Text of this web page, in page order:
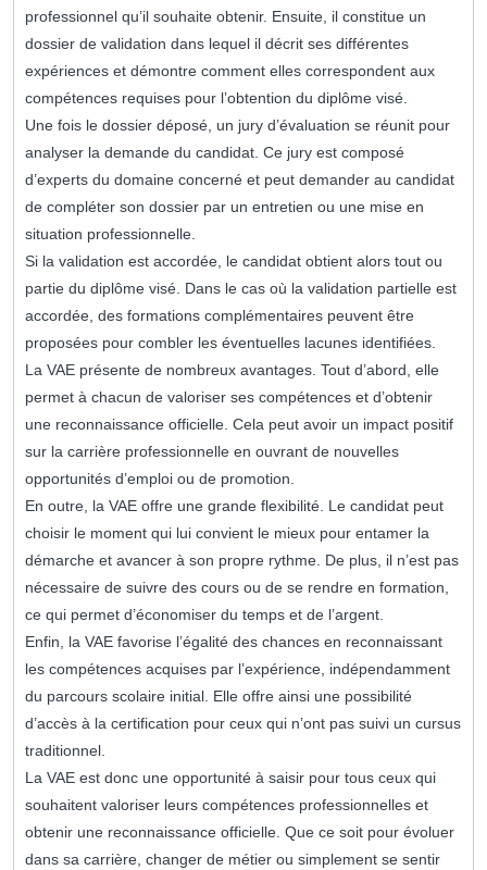
professionnel qu’il souhaite obtenir. Ensuite, il constitue un
dossier de validation dans lequel il décrit ses différentes
expériences et démontre comment elles correspondent aux
compétences requises pour l’obtention du diplôme visé.
Une fois le dossier déposé, un jury d’évaluation se réunit pour
analyser la demande du candidat. Ce jury est composé
d’experts du domaine concerné et peut demander au candidat
de compléter son dossier par un entretien ou une mise en
situation professionnelle.
Si la validation est accordée, le candidat obtient alors tout ou
partie du diplôme visé. Dans le cas où la validation partielle est
accordée, des formations complémentaires peuvent être
proposées pour combler les éventuelles lacunes identifiées.
La VAE présente de nombreux avantages. Tout d’abord, elle
permet à chacun de valoriser ses compétences et d’obtenir
une reconnaissance officielle. Cela peut avoir un impact positif
sur la carrière professionnelle en ouvrant de nouvelles
opportunités d’emploi ou de promotion.
En outre, la VAE offre une grande flexibilité. Le candidat peut
choisir le moment qui lui convient le mieux pour entamer la
démarche et avancer à son propre rythme. De plus, il n’est pas
nécessaire de suivre des cours ou de se rendre en formation,
ce qui permet d’économiser du temps et de l’argent.
Enfin, la VAE favorise l’égalité des chances en reconnaissant
les compétences acquises par l’expérience, indépendamment
du parcours scolaire initial. Elle offre ainsi une possibilité
d’accès à la certification pour ceux qui n’ont pas suivi un cursus
traditionnel.
La VAE est donc une opportunité à saisir pour tous ceux qui
souhaitent valoriser leurs compétences professionnelles et
obtenir une reconnaissance officielle. Que ce soit pour évoluer
dans sa carrière, changer de métier ou simplement se sentir